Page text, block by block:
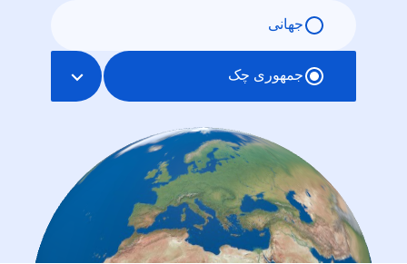
جهانی
جمهوری چک